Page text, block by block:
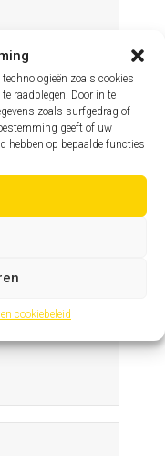
zoals cookies
raadplegen. Door in te
zoals surfgedrag of
geeft of uw
hebben op bepaalde functies
cookiebeleid
regio